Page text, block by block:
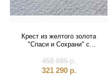
Крест из желтого золота
"Спаси и Сохрани" с
(41345)
458 985р.
321 290 р.